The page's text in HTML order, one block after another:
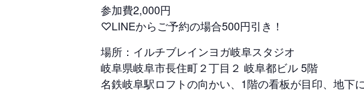
参加費2,000円
♡LINEからご予約の場合500円引き！
場所：イルチブレインヨガ岐阜スタジオ
岐阜県岐阜市長住町２丁目２ 岐阜都ビル 5階
名鉄岐阜駅ロフトの向かい、1階の看板が目印、地下